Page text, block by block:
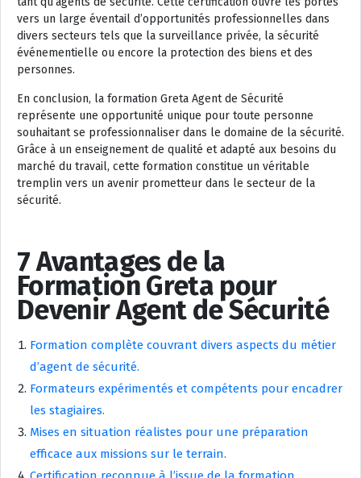
vers un large éventail d’opportunités professionnelles dans
divers secteurs tels que la surveillance privée, la sécurité
événementielle ou encore la protection des biens et des
personnes.
En conclusion, la formation Greta Agent de Sécurité
représente une opportunité unique pour toute personne
souhaitant se professionnaliser dans le domaine de la sécurité.
Grâce à un enseignement de qualité et adapté aux besoins du
marché du travail, cette formation constitue un véritable
tremplin vers un avenir prometteur dans le secteur de la
sécurité.
7 Avantages de la
Formation Greta pour
Devenir Agent de Sécurité
Formation complète couvrant divers aspects du métier
d’agent de sécurité.
Formateurs expérimentés et compétents pour encadrer
les stagiaires.
Mises en situation réalistes pour une préparation
efficace aux missions sur le terrain.